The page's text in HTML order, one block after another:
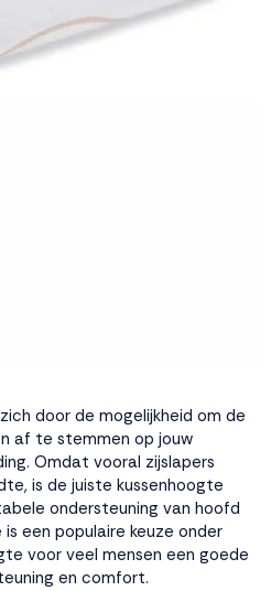
door de mogelijkheid om de
af te stemmen op jouw
Omdat vooral zijslapers
is de juiste kussenhoogte
ondersteuning van hoofd
is een populaire keuze onder
voor veel mensen een goede
en comfort.